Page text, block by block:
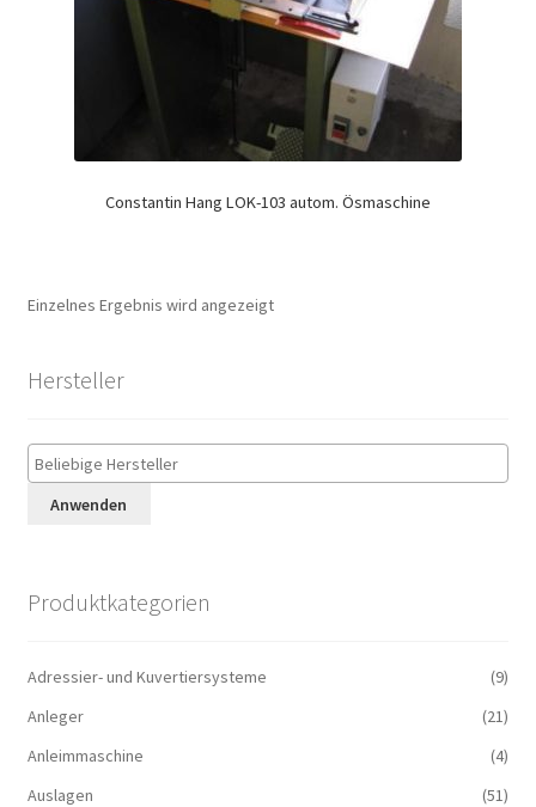
Constantin Hang LOK-103 autom. Ösmaschine
Einzelnes Ergebnis wird angezeigt
Hersteller
Anwenden
Produktkategorien
Adressier- und Kuvertiersysteme
(9)
Anleger
(21)
Anleimmaschine
(4)
Auslagen
(51)